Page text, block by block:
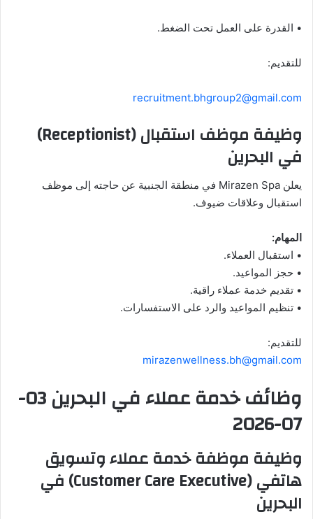
• القدرة على العمل تحت الضغط.
للتقديم:
recruitment.bhgroup2@gmail.com
وظيفة موظف استقبال (Receptionist)
في البحرين
يعلن Mirazen Spa في منطقة الجنبية عن حاجته إلى موظف
استقبال وعلاقات ضيوف.
المهام:
• استقبال العملاء.
• حجز المواعيد.
• تقديم خدمة عملاء راقية.
• تنظيم المواعيد والرد على الاستفسارات.
للتقديم:
mirazenwellness.bh@gmail.com
وظائف خدمة عملاء في البحرين 03-
07-2026
وظيفة موظفة خدمة عملاء وتسويق
هاتفي (Customer Care Executive) في
البحرين